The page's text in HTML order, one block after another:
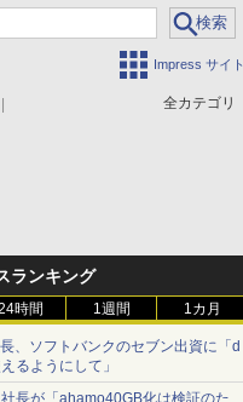
Impress サイト
全カテゴリ
ランキング
時間 1週間 1カ月
、ソフトバンクのセブン出資に「d
るようにして」
社長が「ahamo40GB化は検証のた